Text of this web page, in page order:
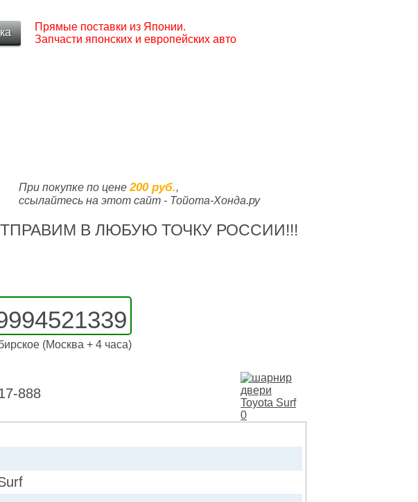
Прямые поставки из Японии.
Запчасти японских и европейских авто
При покупке по цене 200 руб.,
ссылайтесь на этот сайт - Тойота-Хонда.ру
В ЛЮБУЮ ТОЧКУ РОССИИ!!!
(Москва + 4 часа)
888